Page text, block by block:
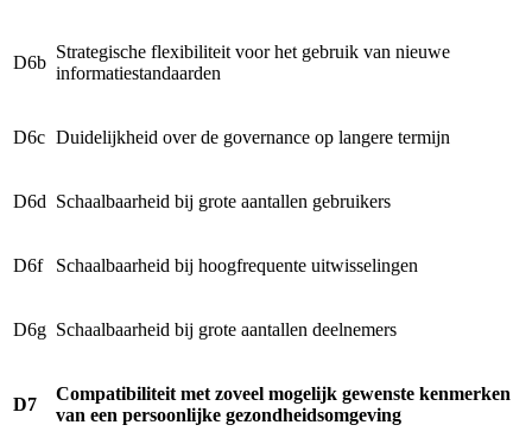
D6b
Strategische flexibiliteit voor het gebruik van nieuwe
informatiestandaarden
D6c Duidelijkheid over de governance op langere termijn
D6d Schaalbaarheid bij grote aantallen gebruikers
D6f Schaalbaarheid bij hoogfrequente uitwisselingen
D6g Schaalbaarheid bij grote aantallen deelnemers
D7
Compatibiliteit met zoveel mogelijk gewenste kenmerken
van een persoonlijke gezondheidsomgeving